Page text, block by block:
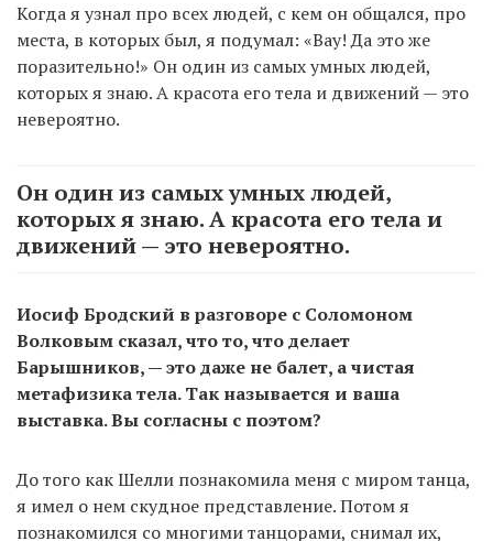
Когда я узнал про всех людей, с кем он общался, про
места, в которых был, я подумал: «Вау! Да это же
поразительно!» Он один из самых умных людей,
которых я знаю. А красота его тела и движений — это
невероятно.
Он один из самых умных людей,
которых я знаю. А красота его тела и
движений — это невероятно.
Иосиф Бродский в разговоре с Соломоном
Волковым сказал, что то, что делает
Барышников, — это даже не балет, а чистая
метафизика тела. Так называется и ваша
выставка. Вы согласны с поэтом?
До того как Шелли познакомила меня с миром танца,
я имел о нем скудное представление. Потом я
познакомился со многими танцорами, снимал их,